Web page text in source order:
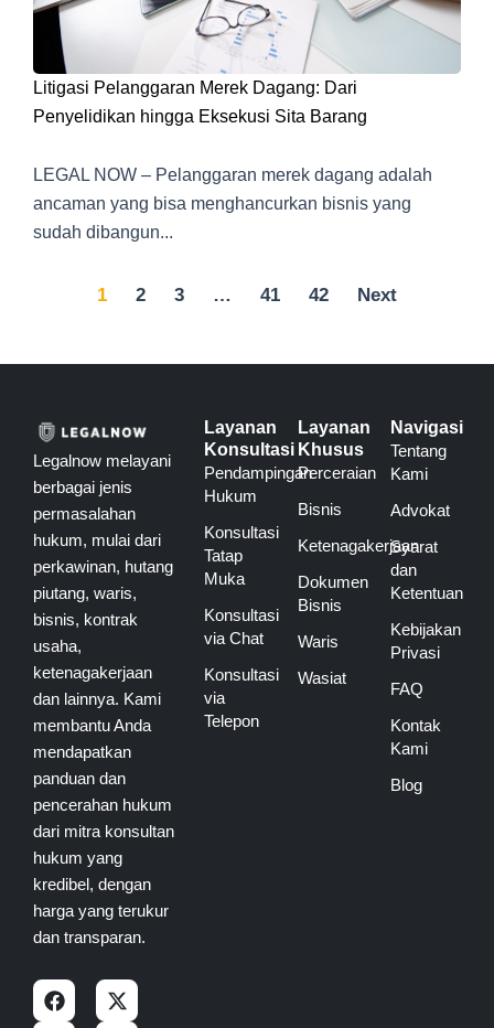
Litigasi Pelanggaran Merek Dagang: Dari
Penyelidikan hingga Eksekusi Sita Barang
LEGAL NOW – Pelanggaran merek dagang adalah
ancaman yang bisa menghancurkan bisnis yang
sudah dibangun...
1 2 3 … 41 42 Next
Legalnow melayani
berbagai jenis
permasalahan
hukum, mulai dari
perkawinan, hutang
piutang, waris,
bisnis, kontrak
usaha,
ketenagakerjaan
dan lainnya. Kami
membantu Anda
mendapatkan
panduan dan
pencerahan hukum
dari mitra konsultan
hukum yang
kredibel, dengan
harga yang terukur
dan transparan.
F
a
X
-
I
n
Y
o
Layanan
Konsultasi
Pendampingan
Hukum
Konsultasi
Tatap
Muka
Konsultasi
via Chat
Konsultasi
via
Telepon
Layanan
Khusus
Perceraian
Bisnis
Ketenagakerjaan
Dokumen
Bisnis
Waris
Wasiat
Navigasi
Tentang
Kami
Advokat
Syarat
dan
Ketentuan
Kebijakan
Privasi
FAQ
Kontak
Kami
Blog